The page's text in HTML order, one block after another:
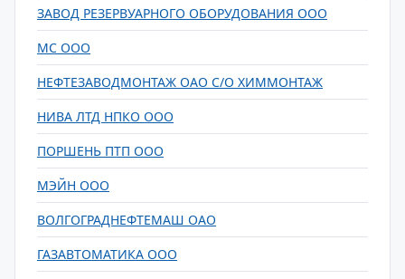
ЗАВОД РЕЗЕРВУАРНОГО ОБОРУДОВАНИЯ ООО
МС ООО
НЕФТЕЗАВОДМОНТАЖ ОАО С/О ХИММОНТАЖ
НИВА ЛТД НПКО ООО
ПОРШЕНЬ ПТП ООО
МЭЙН ООО
ВОЛГОГРАДНЕФТЕМАШ ОАО
ГАЗАВТОМАТИКА ООО